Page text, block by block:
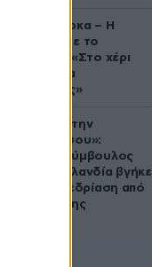
Δανάη Μπάρκα – Η
ανάρτηση με το
σάντουιτς: «Στο χέρι
σου είναι να
αδυνατίσεις»
«Βλέπουμε την
μπουγάδα σου»:
Δημοτική σύμβουλος
στη Νέα Ζηλανδία βγήκε
live σε συνεδρίαση από
το μπάνιο της